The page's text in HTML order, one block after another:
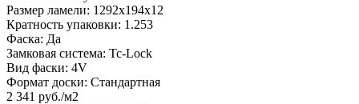
Размер ламели: 1292х194х12
Кратность упаковки: 1.253
Фаска: Да
Замковая система: Tc-Lock
Вид фаски: 4V
Формат доски: Стандартная
2 341 руб./м2